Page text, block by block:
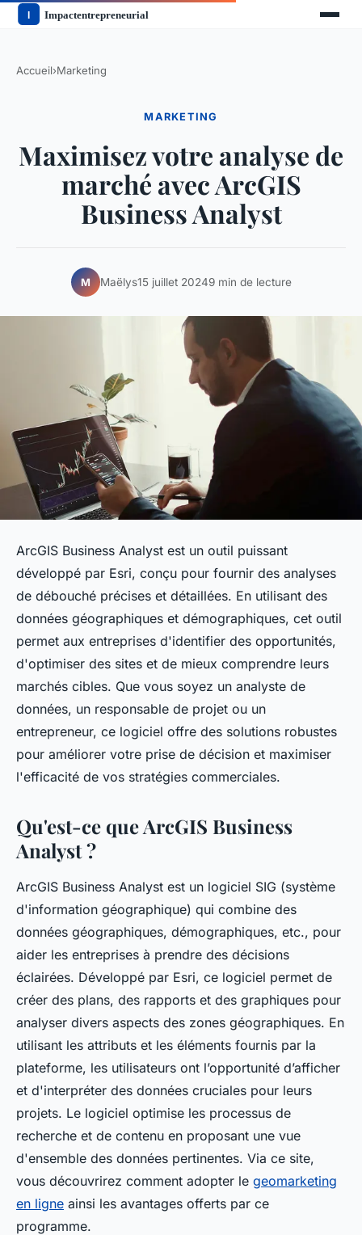
Accueil›Marketing
MARKETING
Maximisez votre analyse de
marché avec ArcGIS
Business Analyst
M Maëlys15 juillet 20249 min de lecture
ArcGIS Business Analyst est un outil puissant
développé par Esri, conçu pour fournir des analyses
de débouché précises et détaillées. En utilisant des
données géographiques et démographiques, cet outil
permet aux entreprises d'identifier des opportunités,
d'optimiser des sites et de mieux comprendre leurs
marchés cibles. Que vous soyez un analyste de
données, un responsable de projet ou un
entrepreneur, ce logiciel offre des solutions robustes
pour améliorer votre prise de décision et maximiser
l'efficacité de vos stratégies commerciales.
Qu'est-ce que ArcGIS Business
Analyst ?
ArcGIS Business Analyst est un logiciel SIG (système
d'information géographique) qui combine des
données géographiques, démographiques, etc., pour
aider les entreprises à prendre des décisions
éclairées. Développé par Esri, ce logiciel permet de
créer des plans, des rapports et des graphiques pour
analyser divers aspects des zones géographiques. En
utilisant les attributs et les éléments fournis par la
plateforme, les utilisateurs ont l’opportunité d’afficher
et d'interpréter des données cruciales pour leurs
projets. Le logiciel optimise les processus de
recherche et de contenu en proposant une vue
d'ensemble des données pertinentes. Via ce site,
vous découvrirez comment adopter le geomarketing
en ligne ainsi les avantages offerts par ce
programme.